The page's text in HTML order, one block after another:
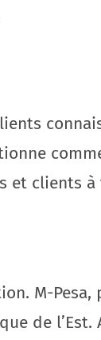
et clients
M-
de l’Est.